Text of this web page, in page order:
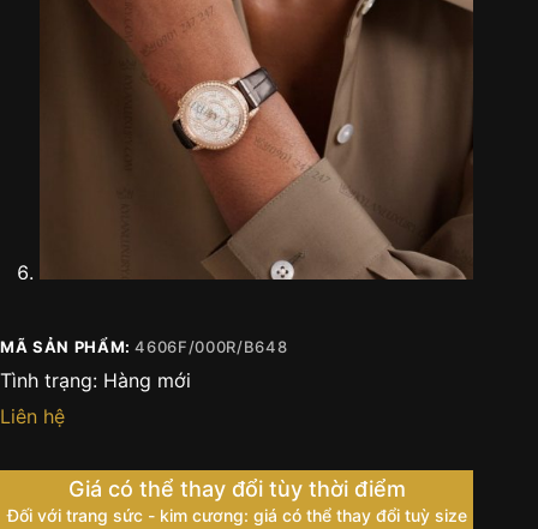
MÃ SẢN PHẨM:4606F/000R/B648
Tình trạng: Hàng mới
Liên hệ
Giá có thể thay đổi tùy thời điểm
Đối với trang sức - kim cương: giá có thể thay đổi tuỳ size